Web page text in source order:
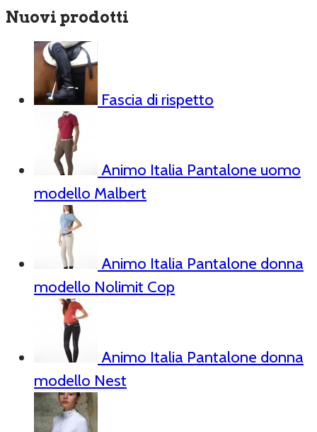
Nuovi prodotti
Fascia di rispetto
Animo Italia Pantalone uomo
modello Malbert
Animo Italia Pantalone donna
modello Nolimit Cop
Animo Italia Pantalone donna
modello Nest